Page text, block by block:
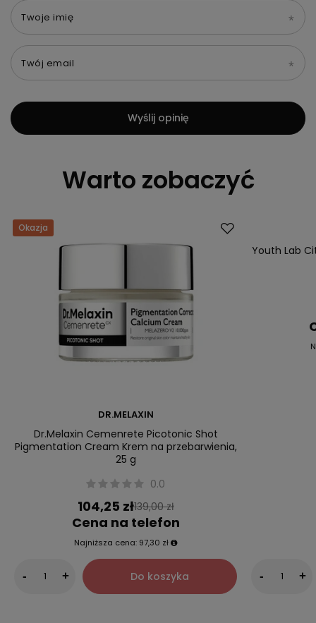
Twoje imię
Twój email
Wyślij opinię
Warto zobaczyć
Okazja
DR.MELAXIN
Dr.Melaxin Cemenrete Picotonic Shot
Pigmentation Cream Krem na przebarwienia,
25 g
0.0
104,25 zł139,00 zł
Cena na telefon
Najniższa cena: 97,30 zł
- + Do koszyka
Youth Lab
- +